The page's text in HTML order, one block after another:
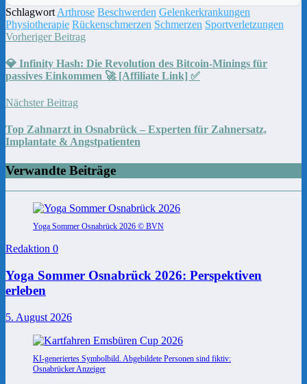
Schlagwort Arthrose Beschwerden Gelenkerkrankungen
Physiotherapie Rückenschmerzen Schmerzen Sportverletzungen
Vorheriger Beitrag
💎 Infinity Hash: Die Revolution des Bitcoin-Minings für
passives Einkommen 🚀 [Affiliate Link] ✅
Nächster Beitrag
Top Zahnarzt in Osnabrück – Experten für Zahnersatz,
Implantate & Angstpatienten
Verwandte Beiträge
Yoga Sommer Osnabrück 2026 © BVN
Redaktion 0
Yoga Sommer Osnabrück 2026: Perspektiven
erleben
5. August 2026
KI-generiertes Symbolbild. Abgebildete Personen sind fiktiv:
Osnabrücker Anzeiger